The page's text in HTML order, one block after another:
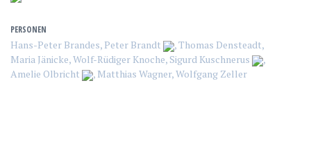
PERSONEN
Hans-Peter Brandes, Peter Brandt ,Thomas Densteadt,
Maria Jänicke,Wolf-Rüdiger Knoche, Sigurd Kuschnerus
,
Amelie Olbricht
, Matthias Wagner,Wolfgang Zeller